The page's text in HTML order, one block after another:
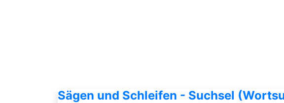
Sägen und Schleifen - Suchsel